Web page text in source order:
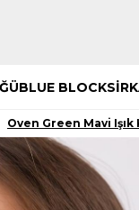
BLUE BLOCK
Oven Green Mavi